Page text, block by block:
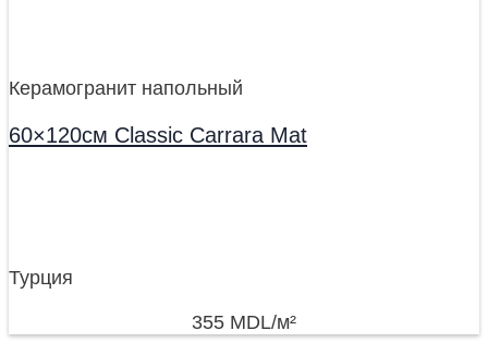
Керамогранит напольный
60×120см Classic Carrara Mat
Турция
355 MDL/м²